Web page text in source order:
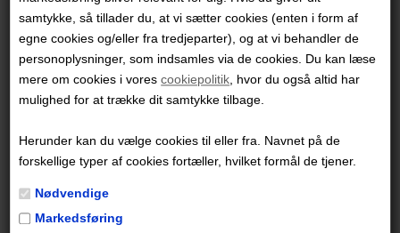
samtykke, så tillader du, at vi sætter cookies (enten i form af
egne cookies og/eller fra tredjeparter), og at vi behandler de
personoplysninger, som indsamles via de cookies. Du kan læse
mere om cookies i vorescookiepolitik, hvor du også altid har
mulighed for at trække dit samtykke tilbage.
Herunder kan du vælge cookies til eller fra. Navnet på de
forskellige typer af cookies fortæller, hvilket formål de tjener.
Nødvendige
Markedsføring
Bogen er fyldt med fodbold og udspekulerede opgaver
for hele familien. Hvem kan få øje på alle de
morsomme detaljer på billederne, og hvem er hurtigst
syvoghalvfjerds år!